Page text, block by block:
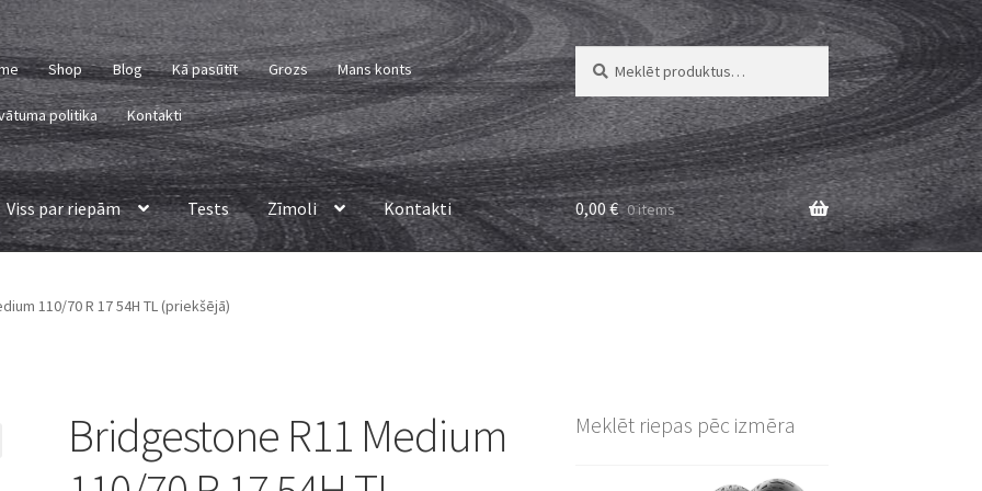
Shop Blog Kā pasūtīt Grozs Mans konts
politika Kontakti
Meklēt:
Meklēt
Viss par riepām Tests Zīmoli Kontakti 0,00€ 0 items
110/70 R 17 54H TL (priekšējā)
Bridgestone R11 Medium
Meklēt riepas pēc izmēra